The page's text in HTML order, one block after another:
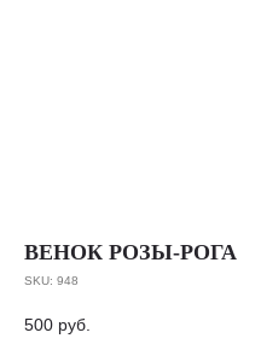
ВЕНОК РОЗЫ-РОГА
SKU: 948
500 руб.